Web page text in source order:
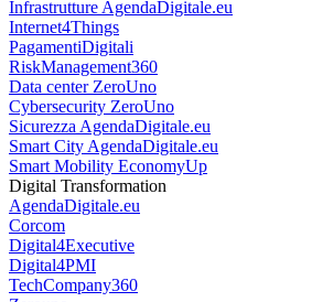
ESG360
FatturazioneAgendaDigitale.eu
Industria 4.0CorCom
Industry 4.0AgendaDigitale.eu
InfrastruttureAgendaDigitale.eu
Internet4Things
PagamentiDigitali
RiskManagement360
Data centerZeroUno
CybersecurityZeroUno
SicurezzaAgendaDigitale.eu
Smart City
Smart MobilityEconomyUp
Digital Transformation
AgendaDigitale.eu